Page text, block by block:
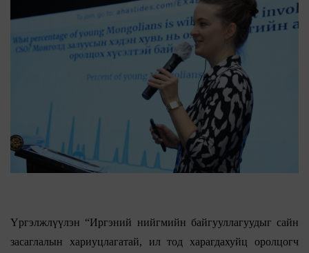
Үргэлжлүүлэн “Иргэний нийгмийн байгууллагуудыг сайн
засаглалын хариуцлагатай, ил тод харагдахуйц оролцогч